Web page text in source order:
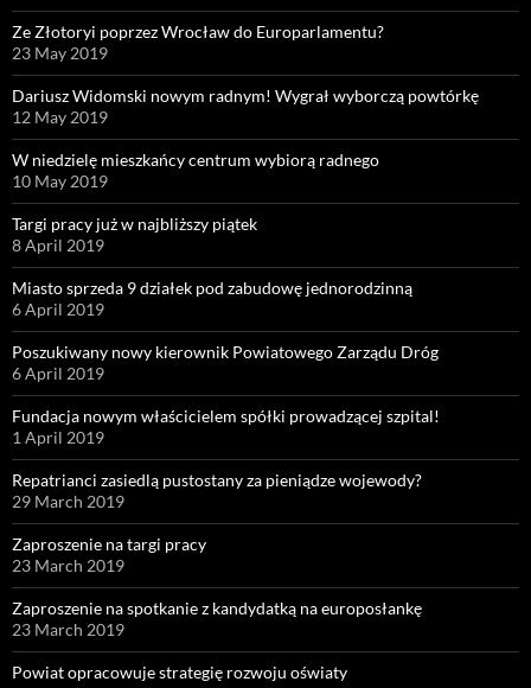
Ze Złotoryi poprzez Wrocław do Europarlamentu?
23 May 2019
Dariusz Widomski nowym radnym! Wygrał wyborczą powtórkę
12 May 2019
W niedzielę mieszkańcy centrum wybiorą radnego
10 May 2019
Targi pracy już w najbliższy piątek
8 April 2019
Miasto sprzeda 9 działek pod zabudowę jednorodzinną
6 April 2019
Poszukiwany nowy kierownik Powiatowego Zarządu Dróg
6 April 2019
Fundacja nowym właścicielem spółki prowadzącej szpital!
1 April 2019
Repatrianci zasiedlą pustostany za pieniądze wojewody?
29 March 2019
Zaproszenie na targi pracy
23 March 2019
Zaproszenie na spotkanie z kandydatką na europosłankę
23 March 2019
Powiat opracowuje strategię rozwoju oświaty